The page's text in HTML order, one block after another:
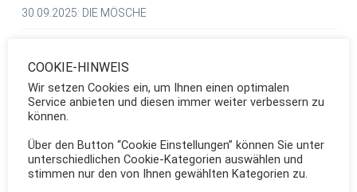
30.09.2025: DIE MÖSCHE
02.09.2025: DIE MÖSCHE
31.08.2025: Flamenco meets Jazz. Eine Veranstaltung der
Brotfabrik Bonn
COOKIE-HINWEIS
Wir setzen Cookies ein, um Ihnen einen optimalen
Service anbieten und diesen immer weiter verbessern zu
können.
Über den Button “Cookie Einstellungen” können Sie unter
unterschiedlichen Cookie-Kategorien auswählen und
stimmen nur den von Ihnen gewählten Kategorien zu.